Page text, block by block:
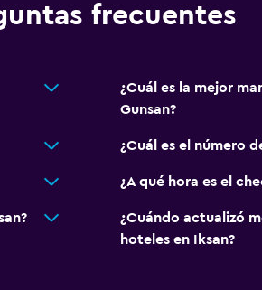
frecuentes
¿Cuál es la mejor
Gunsan?
¿Cuál es el número
¿A qué hora es el
¿Cuándo actualizó
hoteles en Iksan?